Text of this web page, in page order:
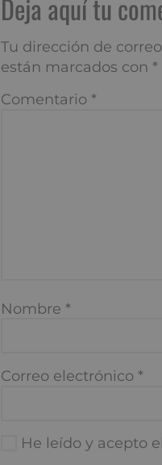
Deja aquí tu
Tu dirección de correo
marcados con*
Comentario*
Nombre*
Correo electrónico*
He leído y acepto el